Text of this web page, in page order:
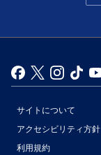
サイトについて
アクセシビリティ方針
利用規約